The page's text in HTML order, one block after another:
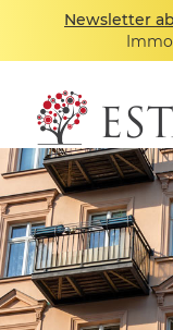
Newsletter